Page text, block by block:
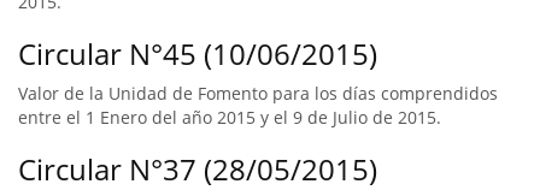
Circular N°45 (10/06/2015)
Valor de la Unidad de Fomento para los días comprendidos
entre el 1 Enero del año 2015 y el 9 de Julio de 2015.
Circular N°37 (28/05/2015)